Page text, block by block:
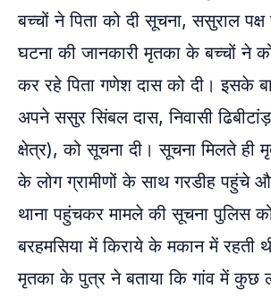
बच्चों ने पिता को दी सूचना, ससुराल पक्ष
घटना की जानकारी मृतका के बच्चों ने
कर रहे पिता गणेश दास को दी। इसके
अपने ससुर सिंबल दास, निवासी ढिबीटांड़
क्षेत्र), को सूचना दी। सूचना मिलते ही
के लोग ग्रामीणों के साथ गरडीह पहुंचे
थाना पहुंचकर मामले की सूचना पुलिस
बरहमसिया में किराये के मकान में रहती
मृतका के पुत्र ने बताया कि गांव में कुछ